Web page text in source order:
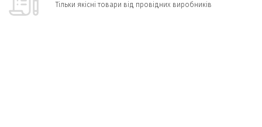
Тільки якісні товари від провідних виробників